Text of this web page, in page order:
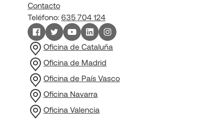
Contacto
Teléfono: 635 704 124
Oficina de Cataluña
Oficina de Madrid
Oficina de País Vasco
Oficina Navarra
Oficina Valencia